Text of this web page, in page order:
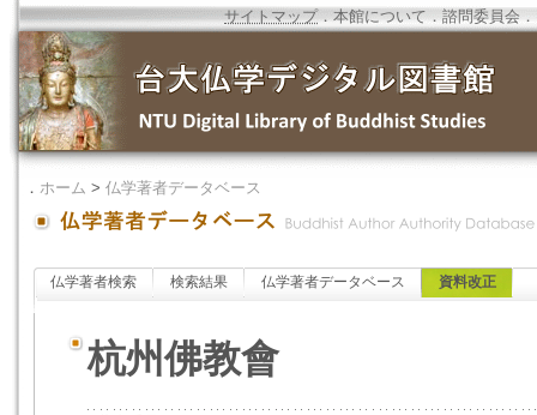
サイトマップ．本館について ．諮問委員会 ．
． ホーム > 仏学著者データベース
仏学著者検索 検索結果 仏学著者データベース 資料改正
杭州佛教會